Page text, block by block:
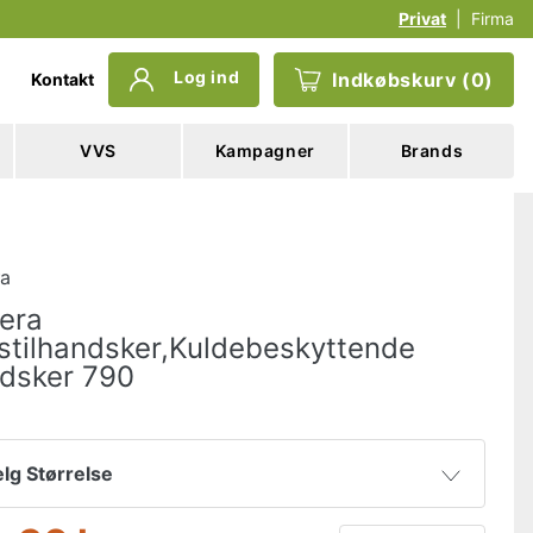
Privat Firma
Kontakt Log ind Indkøbskurv (0)
VVS Kampagner Brands
790
Størrelse